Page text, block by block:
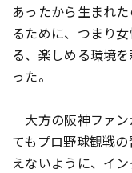
あったから生まれ
るために、つまり
る、楽しめる環境
った。
大方の阪神ファン
てもプロ野球観戦
えないように、イ